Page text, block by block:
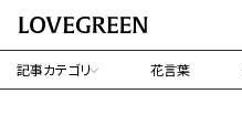
記事カテゴリ 花言葉